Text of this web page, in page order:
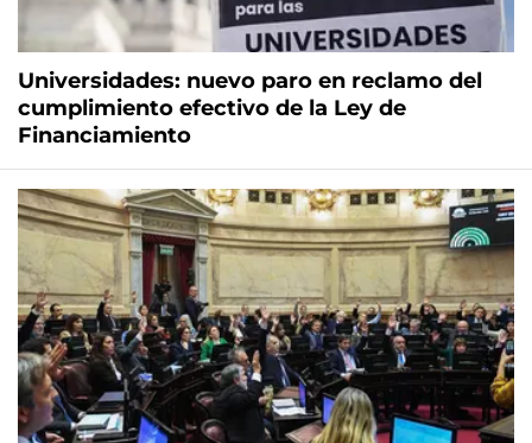
Universidades: nuevo paro en reclamo del
cumplimiento efectivo de la Ley de
Financiamiento